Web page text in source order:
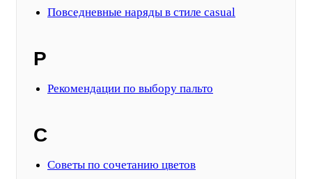
Повседневные наряды в стиле casual
Р
Рекомендации по выбору пальто
С
Советы по сочетанию цветов